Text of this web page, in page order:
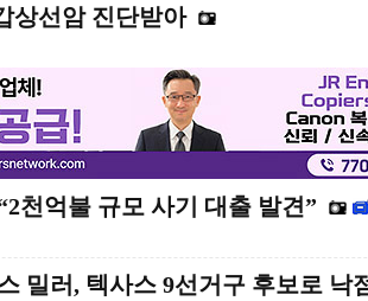
상선암 진단받아
천억불 규모 사기 대출 발견”
밀러, 텍사스 9선거구 후보로 낙